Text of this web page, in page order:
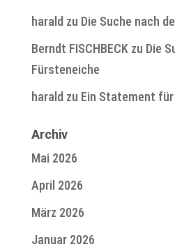
harald zu Die Suche nach
Berndt FISCHBECKzu Die
Fürsteneiche
harald zu Ein Statement
Archiv
Mai 2026
April 2026
März 2026
Januar 2026